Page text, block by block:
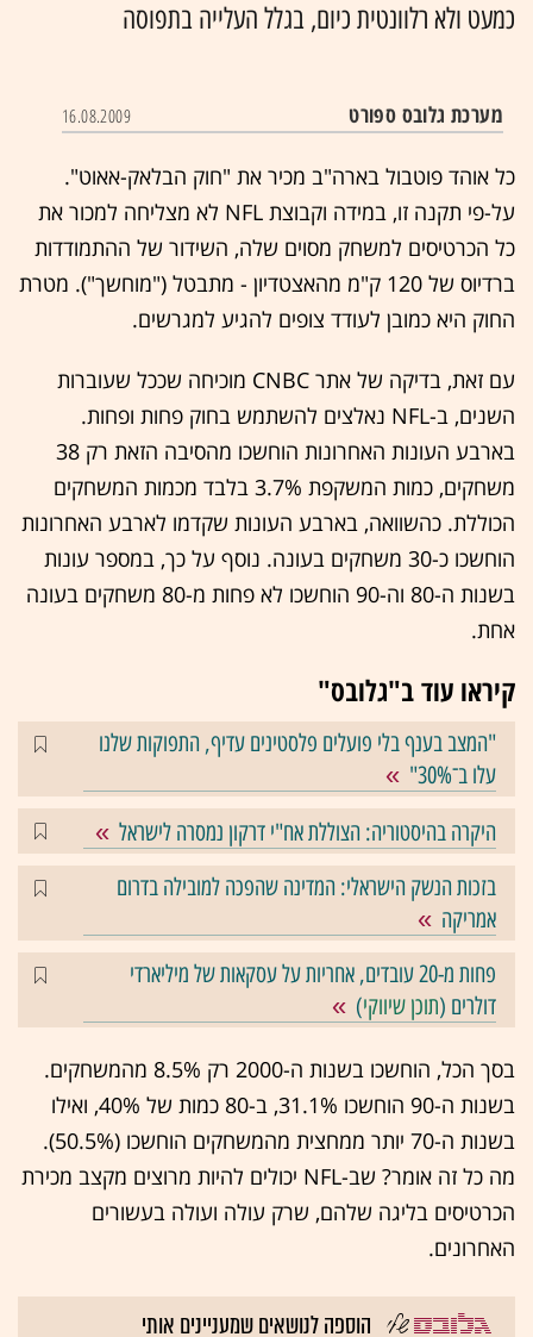
כמעט ולא רלוונטית כיום, בגלל העלייה בתפוסה
מערכת גלובס ספורט 16.08.2009
כל אוהד פוטבול בארה"ב מכיר את "חוק הבלאק-אאוט".
על-פי תקנה זו, במידה וקבוצת NFL לא מצליחה למכור את
כל הכרטיסים למשחק מסוים שלה, השידור של ההתמודדות
ברדיוס של 120 ק"מ מהאצטדיון - מתבטל ("מוחשך"). מטרת
החוק היא כמובן לעודד צופים להגיע למגרשים.
עם זאת, בדיקה של אתר CNBC מוכיחה שככל שעוברות
השנים, ב-NFL נאלצים להשתמש בחוק פחות ופחות.
בארבע העונות האחרונות הוחשכו מהסיבה הזאת רק 38
משחקים, כמות המשקפת 3.7% בלבד מכמות המשחקים
הכוללת. כהשוואה, בארבע העונות שקדמו לארבע האחרונות
הוחשכו כ-30 משחקים בעונה. נוסף על כך, במספר עונות
בשנות ה-80 וה-90 הוחשכו לא פחות מ-80 משחקים בעונה
אחת.
קיראו עוד ב"גלובס"
"המצב בענף בלי פועלים פלסטינים עדיף, התפוקות שלנו
עלו ב־30%"
היקרה בהיסטוריה: הצוללת אח"י דרקון נמסרה לישראל
בזכות הנשק הישראלי: המדינה שהפכה למובילה בדרום
אמריקה
פחות מ-20 עובדים, אחריות על עסקאות של מיליארדי
דולרים (תוכן שיווקי)
בסך הכל, הוחשכו בשנות ה-2000 רק 8.5% מהמשחקים.
בשנות ה-90 הוחשכו 31.1%, ב-80 כמות של 40%, ואילו
בשנות ה-70 יותר ממחצית מהמשחקים הוחשכו (50.5%).
מה כל זה אומר? שב-NFL יכולים להיות מרוצים מקצב מכירת
הכרטיסים בליגה שלהם, שרק עולה ועולה בעשורים
האחרונים.
הוספה לנושאים שמעניינים אותי